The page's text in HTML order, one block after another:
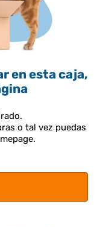
en esta caja,
o tal vez puedas